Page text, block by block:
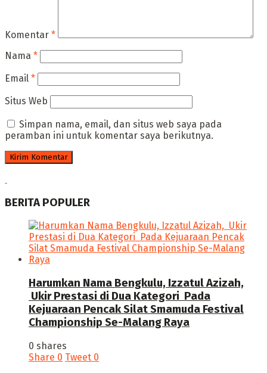
Komentar *
Nama *
Email *
Situs Web
Simpan nama, email, dan situs web saya pada
peramban ini untuk komentar saya berikutnya.
BERITA POPULER
Harumkan Nama Bengkulu, Izzatul Azizah,
Ukir Prestasi di Dua Kategori Pada
Kejuaraan Pencak Silat Smamuda Festival
Championship Se-Malang Raya
0 shares
Share 0 Tweet 0